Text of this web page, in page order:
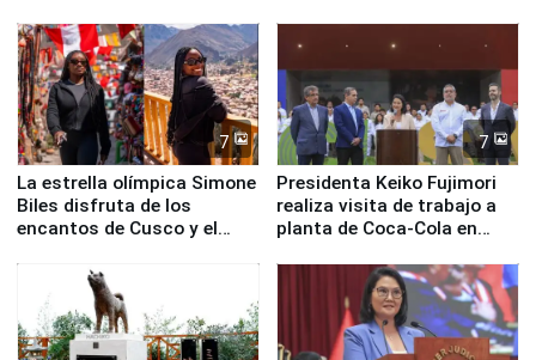
7
La estrella olímpica Simone
Biles disfruta de los
encantos de Cusco y el
7
Presidenta Keiko Fujimori
realiza visita de trabajo a
planta de Coca-Cola en